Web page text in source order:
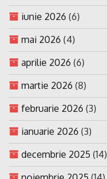
iunie 2026 (6)
mai 2026 (4)
aprilie 2026 (6)
martie 2026 (8)
februarie 2026 (3)
ianuarie 2026 (3)
decembrie 2025 (14)